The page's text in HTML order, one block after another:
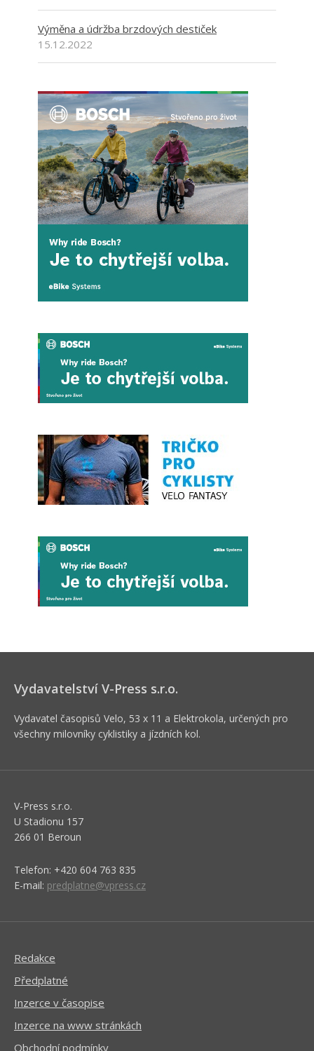
Výměna a údržba brzdových destiček
15.12.2022
Vydavatelství V-Press s.r.o.
Vydavatel časopisů Velo, 53 x 11 a Elektrokola, určených pro
všechny milovníky cyklistiky a jízdních kol.
V-Press s.r.o.
U Stadionu 157
266 01 Beroun
Telefon: +420 604 763 835
E-mail: predplatne@vpress.cz
Redakce
Předplatné
Inzerce v časopise
Inzerce na www stránkách
Obchodní podmínky